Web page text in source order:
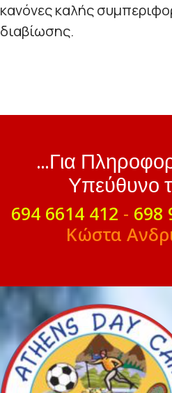
κανόνες καλής
διαβίωσης.
...Για
Υπεύθυνο
694 6614 412 - 698
Κώστα